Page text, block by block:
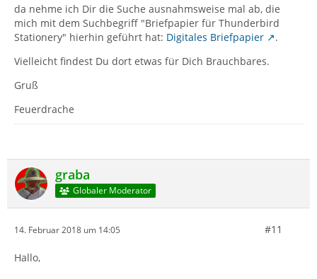
da nehme ich Dir die Suche ausnahmsweise mal ab, die
mich mit dem Suchbegriff "Briefpapier für Thunderbird
Stationery" hierhin geführt hat: Digitales Briefpapier
.
Vielleicht findest Du dort etwas für Dich Brauchbares.
Gruß
Feuerdrache
graba
Globaler Moderator
14. Februar 2018 um 14:05 #11
Hallo,